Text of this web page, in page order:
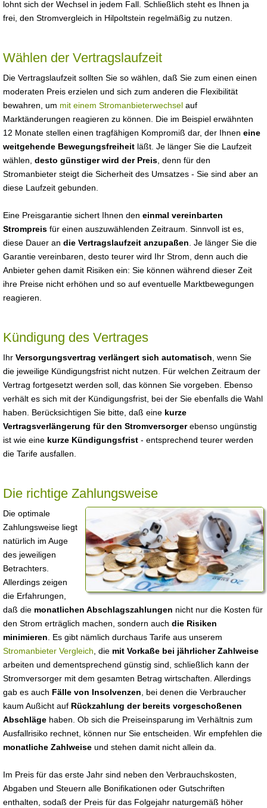
lohnt sich der Wechsel in jedem Fall. Schließlich steht es Ihnen ja
frei, den Stromvergleich in Hilpoltstein regelmäßig zu nutzen.
Wählen der Vertragslaufzeit
Die Vertragslaufzeit sollten Sie so wählen, daß Sie zum einen einen
moderaten Preis erzielen und sich zum anderen die Flexibilität
bewahren, um mit einem Stromanbieterwechsel auf
Marktänderungen reagieren zu können. Die im Beispiel erwähnten
12 Monate stellen einen tragfähigen Kompromiß dar, der Ihnen eine
weitgehende Bewegungsfreiheit läßt. Je länger Sie die Laufzeit
wählen, desto günstiger wird der Preis , denn für den
Stromanbieter steigt die Sicherheit des Umsatzes - Sie sind aber an
diese Laufzeit gebunden.
Eine Preisgarantie sichert Ihnen den einmal vereinbarten
Strompreis für einen auszuwählenden Zeitraum. Sinnvoll ist es,
diese Dauer an die Vertragslaufzeit anzupaßen . Je länger Sie die
Garantie vereinbaren, desto teurer wird Ihr Strom, denn auch die
Anbieter gehen damit Risiken ein: Sie können während dieser Zeit
ihre Preise nicht erhöhen und so auf eventuelle Marktbewegungen
reagieren.
Kündigung des Vertrages
Ihr Versorgungsvertrag verlängert sich automatisch , wenn Sie
die jeweilige Kündigungsfrist nicht nutzen. Für welchen Zeitraum der
Vertrag fortgesetzt werden soll, das können Sie vorgeben. Ebenso
verhält es sich mit der Kündigungsfrist, bei der Sie ebenfalls die Wahl
haben. Berücksichtigen Sie bitte, daß eine kurze
Vertragsverlängerung für den Stromversorgerebenso ungünstig
ist wie eine kurze Kündigungsfrist - entsprechend teurer werden
die Tarife ausfallen.
Die richtige Zahlungsweise
Die optimale
Zahlungsweise liegt
natürlich im Auge
des jeweiligen
Betrachters.
Allerdings zeigen
die Erfahrungen,
daß die monatlichen Abschlagszahlungen nicht nur die Kosten für
den Strom erträglich machen, sondern auch die Risiken
minimieren . Es gibt nämlich durchaus Tarife aus unserem
Stromanbieter Vergleich , die mit Vorkaße bei jährlicher Zahlweise
arbeiten und dementsprechend günstig sind, schließlich kann der
Stromversorger mit dem gesamten Betrag wirtschaften. Allerdings
gab es auch Fälle von Insolvenzen , bei denen die Verbraucher
kaum Außicht auf Rückzahlung der bereits vorgeschoßenen
Abschläge haben. Ob sich die Preiseinsparung im Verhältnis zum
Ausfallrisiko rechnet, können nur Sie entscheiden. Wir empfehlen die
monatliche Zahlweise und stehen damit nicht allein da.
Im Preis für das erste Jahr sind neben den Verbrauchskosten,
Abgaben und Steuern alle Bonifikationen oder Gutschriften
enthalten, sodaß der Preis für das Folgejahr naturgemäß höher